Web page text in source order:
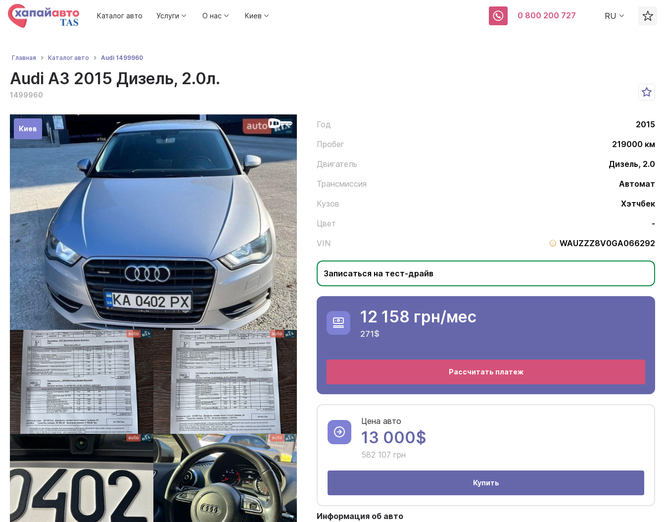
Каталог авто Услуги О нас Киев 0 800 200 727 RU
Главная Каталог авто Audi 1499960
Audi A3 2015 Дизель, 2.0л.
1499960
Киев Год
2015
Пробег
219000 км
Двигатель
Дизель, 2.0
Трансмиссия
Автомат
Кузов
Хэтчбек
Цвет
-
VIN
WAUZZZ8V0GA066292
Записаться на тест-драйв
12 158 грн/мес
271$
Рассчитать платеж
Цена авто
13 000$
582 107 грн
Купить
Информация об авто